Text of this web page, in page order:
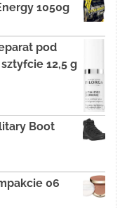
1050g
pod
12,5 g
Boot
06